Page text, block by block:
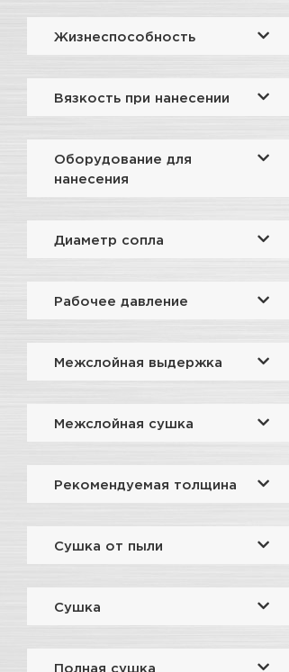
Жизнеспособность
Вязкость при нанесении
Оборудование для
нанесения
Диаметр сопла
Рабочее давление
Межслойная выдержка
Межслойная сушка
Рекомендуемая толщина
Сушка от пыли
Сушка
Полная сушка